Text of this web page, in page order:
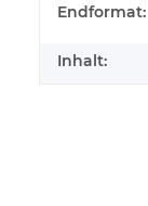
Endformat:
Inhalt: